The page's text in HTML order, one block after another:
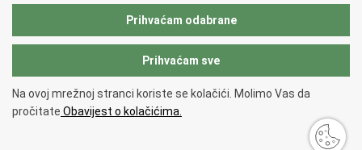
željezničkom prometu
Copyright © 2026 Ministarstvo mora, prometa i infrastrukture Republike
Hrvatske.
Uvjeti korištenja
Izjava o pristupačnosti.
Prihvaćam odabrane
Prihvaćam sve
Na ovoj mrežnoj stranci koriste se kolačići. Molimo Vas da
pročitate Obavijest o kolačićima.